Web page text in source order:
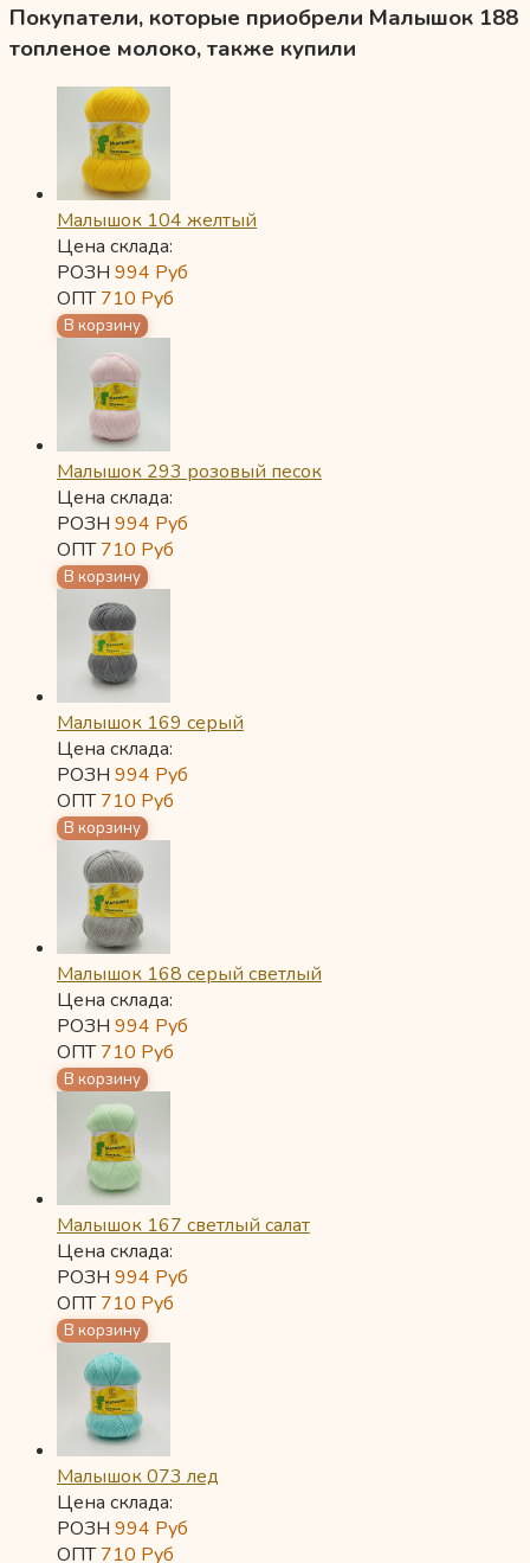
Покупатели, которые приобрели Малышок 188
топленое молоко, также купили
Малышок 104 желтый
Цена склада:
РОЗН 994 Руб
ОПТ710 Руб
Малышок 293 розовый песок
Цена склада:
РОЗН 994 Руб
ОПТ710 Руб
Малышок 169 серый
Цена склада:
РОЗН 994 Руб
ОПТ710 Руб
Малышок 168 серый светлый
Цена склада:
РОЗН 994 Руб
ОПТ710 Руб
Малышок 167 светлый салат
Цена склада:
РОЗН 994 Руб
ОПТ710 Руб
Малышок 073 лед
Цена склада:
РОЗН 994 Руб
ОПТ710 Руб